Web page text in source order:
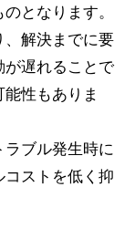
となります。
、解決までに要
が遅れることで
性もありま
ブル発生時に
ストを低く抑